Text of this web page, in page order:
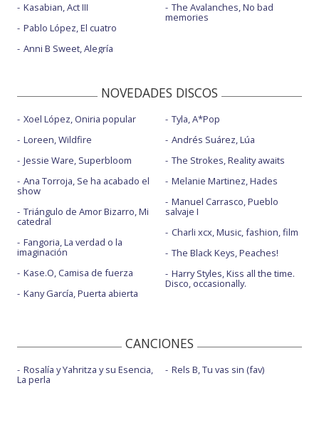
Kasabian, Act III
Pablo López, El cuatro
Anni B Sweet, Alegría
The Avalanches, No bad
memories
NOVEDADES DISCOS
Xoel López, Oniria popular
Loreen, Wildfire
Jessie Ware, Superbloom
Ana Torroja, Se ha acabado el
show
Triángulo de Amor Bizarro, Mi
catedral
Fangoria, La verdad o la
imaginación
Kase.O, Camisa de fuerza
Kany García, Puerta abierta
Tyla, A*Pop
Andrés Suárez, Lúa
The Strokes, Reality awaits
Melanie Martinez, Hades
Manuel Carrasco, Pueblo
salvaje I
Charli xcx, Music, fashion, film
The Black Keys, Peaches!
Harry Styles, Kiss all the time.
Disco, occasionally.
CANCIONES
Rosalía y Yahritza y su Esencia,
La perla
Rels B, Tu vas sin (fav)